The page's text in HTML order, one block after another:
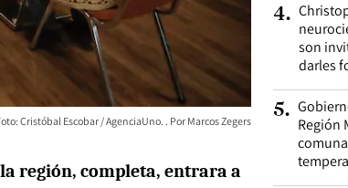
Cristóbal Escobar / AgenciaUno. Marcos Zegers
región, completa, entrara a
4.
son
darles
5.
Región